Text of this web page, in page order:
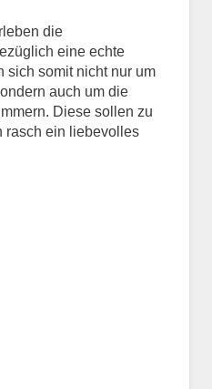
des
die
eine echte
sich somit nicht nur um
auch um die
Diese sollen zu
rasch ein liebevolles